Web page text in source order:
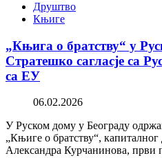
Друштво
Књиге
„Књига о братству“ у
Стратешко сагласје са
са ЕУ
06.02.2026
У Руском дому у Београду
„Књиге о братству“, капиталног
Александра Курчанинова, први